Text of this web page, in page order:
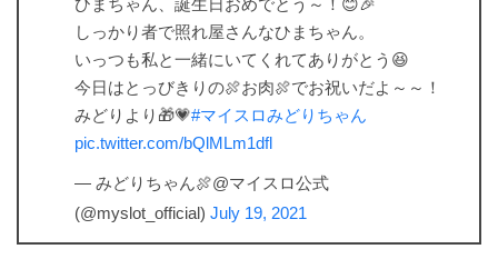
しっかり者で照れ屋さんなひまちゃん。
いっつも私と一緒にいてくれてありがとう😆
今日はとっびきりの🍖お肉🍖でお祝いだよ～～！
みどりより🎁💗#マイスロみどりちゃん
pic.twitter.com/bQlMLm1dfl
— みどりちゃん🍖@マイスロ公式
(@myslot_official) July 19, 2021